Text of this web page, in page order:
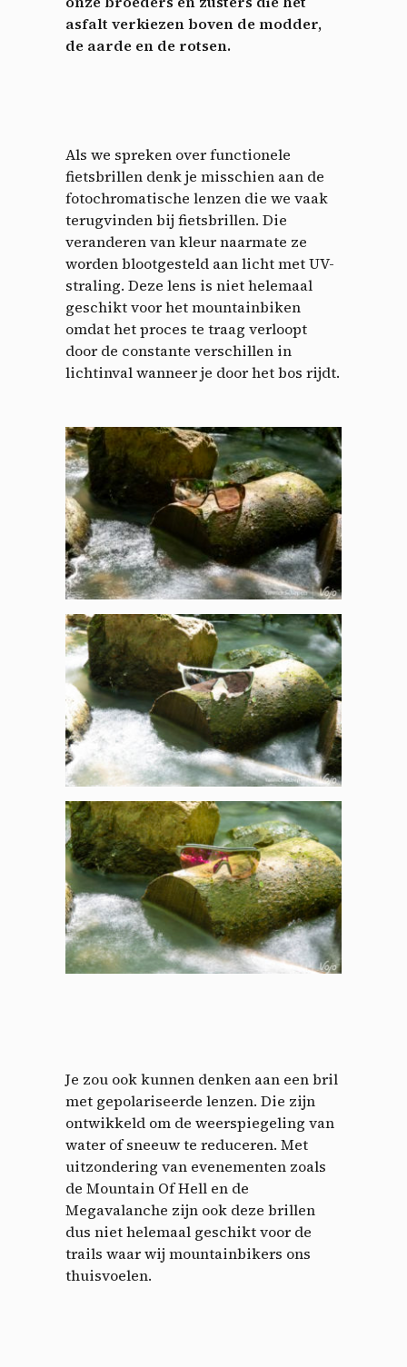
asfalt verkiezen boven de modder,
de aarde en de rotsen.
Als we spreken over functionele
fietsbrillen denk je misschien aan de
fotochromatische lenzen die we vaak
terugvinden bij fietsbrillen. Die
veranderen van kleur naarmate ze
worden blootgesteld aan licht met UV-
straling. Deze lens is niet helemaal
geschikt voor het mountainbiken
omdat het proces te traag verloopt
door de constante verschillen in
lichtinval wanneer je door het bos rijdt.
Je zou ook kunnen denken aan een bril
met gepolariseerde lenzen. Die zijn
ontwikkeld om de weerspiegeling van
water of sneeuw te reduceren. Met
uitzondering van evenementen zoals
de Mountain Of Hell en de
Megavalanche zijn ook deze brillen
dus niet helemaal geschikt voor de
trails waar wij mountainbikers ons
thuisvoelen.